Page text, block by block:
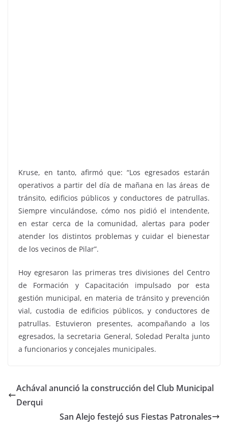
Kruse, en tanto, afirmó que: “Los egresados estarán
operativos a partir del día de mañana en las áreas de
tránsito, edificios públicos y conductores de patrullas.
Siempre vinculándose, cómo nos pidió el intendente,
en estar cerca de la comunidad, alertas para poder
atender los distintos problemas y cuidar el bienestar
de los vecinos de Pilar”.
Hoy egresaron las primeras tres divisiones del Centro
de Formación y Capacitación impulsado por esta
gestión municipal, en materia de tránsito y prevención
vial, custodia de edificios públicos, y conductores de
patrullas. Estuvieron presentes, acompañando a los
egresados, la secretaria General, Soledad Peralta junto
a funcionarios y concejales municipales.
Achával anunció la construcción del Club Municipal
Derqui
San Alejo festejó sus Fiestas Patronales